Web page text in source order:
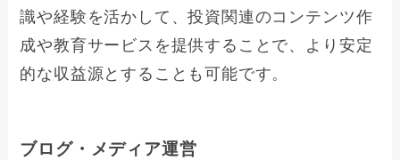
識や経験を活かして、投資関連のコンテンツ作
成や教育サービスを提供することで、より安定
的な収益源とすることも可能です。
ブログ・メディア運営